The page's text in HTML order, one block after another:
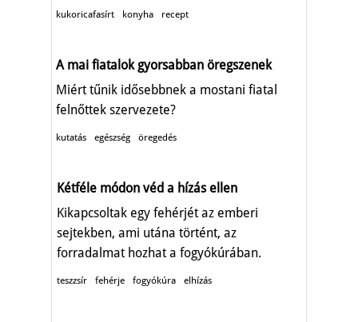
kukoricafasírt konyha recept
A mai fiatalok gyorsabban öregszenek
Miért tűnik idősebbnek a mostani fiatal
felnőttek szervezete?
kutatás egészség öregedés
Kétféle módon véd a hízás ellen
Kikapcsoltak egy fehérjét az emberi
sejtekben, ami utána történt, az
forradalmat hozhat a fogyókúrában.
teszzsír fehérje fogyókúra elhízás